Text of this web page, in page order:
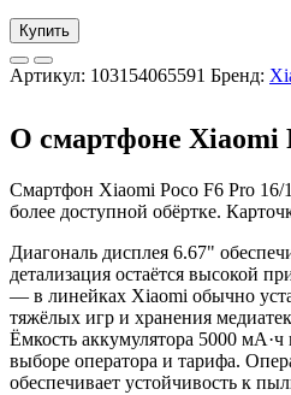
Купить
Артикул: 103154065591 Бренд:
О смартфоне Xiaomi
Смартфон Xiaomi Poco F6 Pro 16/
более доступной обёртке.
Диагональ дисплея 6.67"
детализация остаётся высокой
— в линейках Xiaomi обычно
тяжёлых игр и хранения
Ёмкость аккумулятора 5000
выборе оператора и тарифа.
обеспечивает устойчивость к